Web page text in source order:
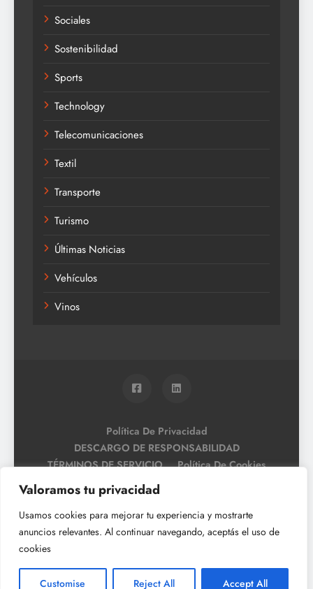
Valoramos tu privacidad
Usamos cookies para mejorar tu experiencia y mostrarte
anuncios relevantes. Al continuar navegando, aceptás el uso de
cookies
Customise Reject All Accept All
Sociales
Sostenibilidad
Sports
Technology
Telecomunicaciones
Textil
Transporte
Turismo
Últimas Noticias
Vehículos
Vinos
Política De Privacidad
DESCARGO DE RESPONSABILIDAD
TÉRMINOS DE SERVICIO
Política De Cookies